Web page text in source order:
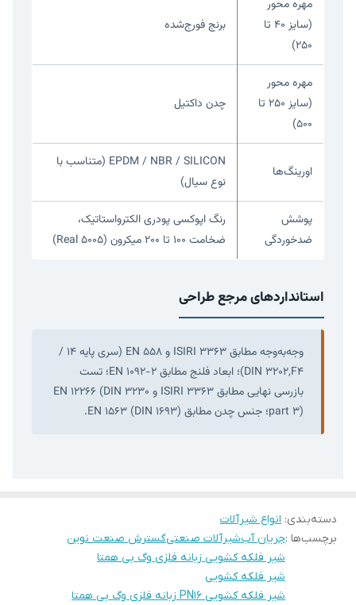
مهره محور
(سایز ۴۰ تا
۲۵۰)
برنج فورج‌شده
مهره محور
(سایز ۲۵۰ تا
۵۰۰)
چدن داکتیل
اورینگ‌ها
EPDM / NBR / SILICON (متناسب با
نوع سیال)
پوشش
ضدخوردگی
رنگ اپوکسی پودری الکترواستاتیک،
ضخامت ۱۰۰ تا ۲۰۰ میکرون (Real 5005)
استانداردهای مرجع طراحی
وجه‌به‌وجه مطابق ISIRI 3363 و EN 558 (سری پایه ۱۴ /
DIN 3202,F4)؛ ابعاد فلنج مطابق EN 1092-2؛ تست
بازرسی نهایی مطابق ISIRI 3363 و EN 12266 (DIN 3230
part 3)؛ جنس چدن مطابق EN 1563 (DIN 1693).
دسته‌بندی: انواع شیرآلات
برچسب‌ها :جریان آبشیرآلات صنعتیگسترش صنعت نوین
شیر فلکه کشویی زبانه فلزی وگ بی همتا
شیر فلکه کشویی
شیر فلکه کشویی PN16 زبانه فلزی وگ بی همتا